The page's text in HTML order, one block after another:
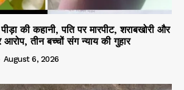
की कहानी, पति पर मारपीट, शराबखोरी और
तीन बच्चों संग न्याय की गुहार
August 6, 2026